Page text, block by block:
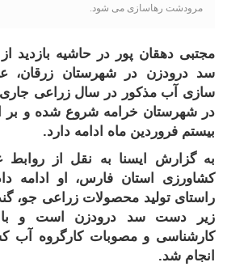
مرودشت رهاسازی می شود.
مجتبی دهقان پور در حاشیه بازدید
سد درودزن در شهرستان زرقان،
سازی آب مذکور در سال زراعی جاری
در شهرستان خرامه شروع شده و بر
بیستم فروردین ماه ادامه دارد.
به گزارش ایسنا به نقل از روابط
کشاورزی استان فارس، او ادامه
راستای تولید محصولات زراعی جو،
زیر دست سد درودزن است و با
کارشناسی و مصوبات کارگروه آب
انجام شد.